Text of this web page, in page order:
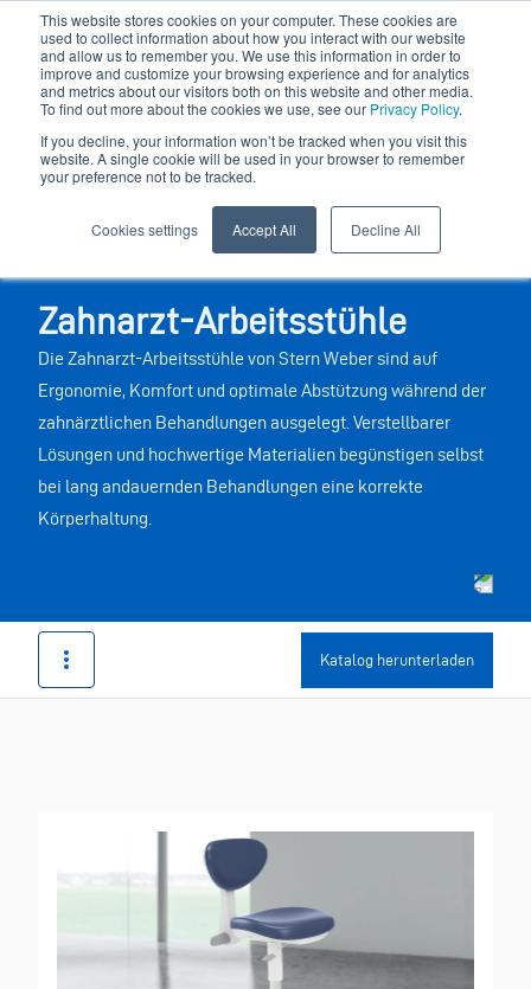
This website stores cookies on your computer. These cookies are
used to collect information about how you interact with our website
and allow us to remember you. We use this information in order to
improve and customize your browsing experience and for analytics
and metrics about our visitors both on this website and other media.
To find out more about the cookies we use, see our Privacy Policy.
If you decline, your information won’t be tracked when you visit this
website. A single cookie will be used in your browser to remember
your preference not to be tracked.
Cookies settings Accept All Decline All
Zahnarzt-Arbeitsstühle
Die Zahnarzt-Arbeitsstühle von Stern Weber sind auf
Ergonomie, Komfort und optimale Abstützung während der
zahnärztlichen Behandlungen ausgelegt. Verstellbarer
Lösungen und hochwertige Materialien begünstigen selbst
bei lang andauernden Behandlungen eine korrekte
Körperhaltung.
Katalog herunterladen